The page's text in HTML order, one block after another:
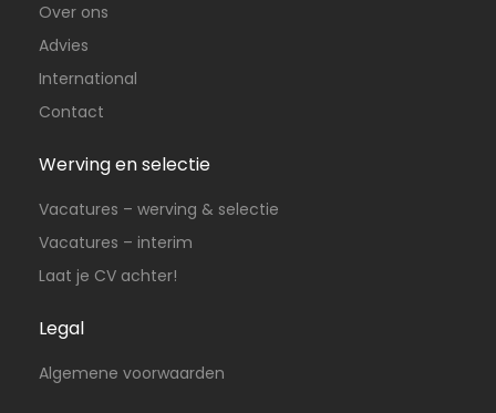
Over ons
Advies
International
Contact
Werving en selectie
Vacatures – werving & selectie
Vacatures – interim
Laat je CV achter!
Legal
Algemene voorwaarden